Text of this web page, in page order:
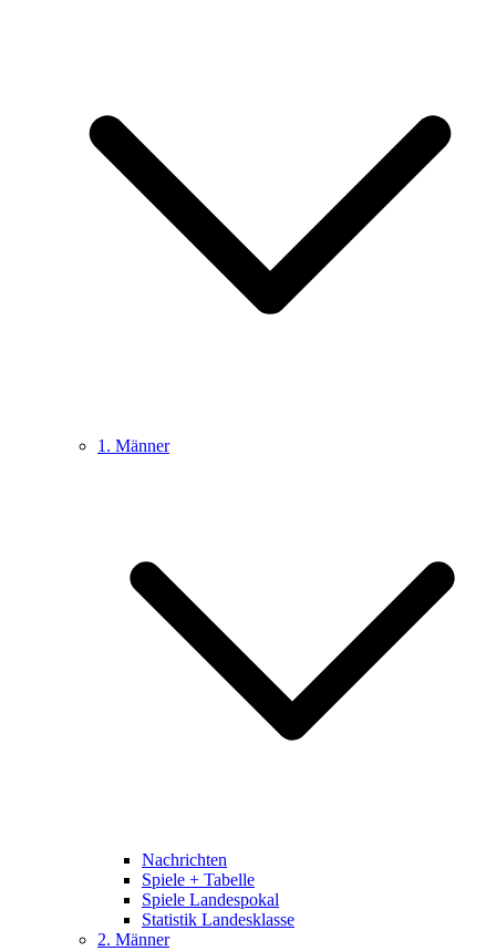
1. Männer
Nachrichten
Spiele + Tabelle
Spiele Landespokal
Statistik Landesklasse
2. Männer